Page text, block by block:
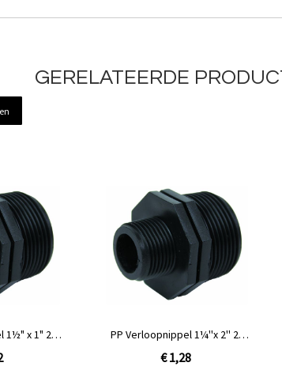
GERELATEERDE
1½" x 1" 2x
PP Verloopnippel 1¼''x 2'' 2x
€ 1,28